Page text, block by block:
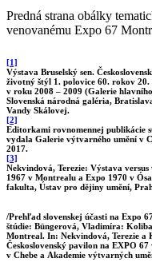
Predná strana obálky
venovanému Expo 67
[1]
Výstava Bruselský sen.
životný štýl 1. polovice 60. rokov
v roku 2008 – 2009 (Galerie
Slovenská národná galéria,
Vandy Skálovej.
[2]
Editorkami rovnomennej publikácie
vydala Galerie výtvarného umění v
2017.
[3]
Nekvindová, Terezie: Výstava
1967 v Montrealu a Expo 1970 v
fakulta, Ústav pro dějiny umění,
/Prehľad slovenskej účasti na Expo
štúdie: Büngerová, Vladimíra:
Montreal. In: Nekvindová, Terezie a
Československý pavilon na EXPO
v Chebe a Akademie výtvarných